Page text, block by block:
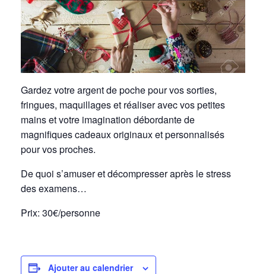
Gardez votre argent de poche pour vos sorties,
fringues, maquillages et réaliser avec vos petites
mains et votre imagination débordante de
magnifiques cadeaux originaux et personnalisés
pour vos proches.
De quoi s’amuser et décompresser après le stress
des examens…
Prix: 30€/personne
Ajouter au calendrier